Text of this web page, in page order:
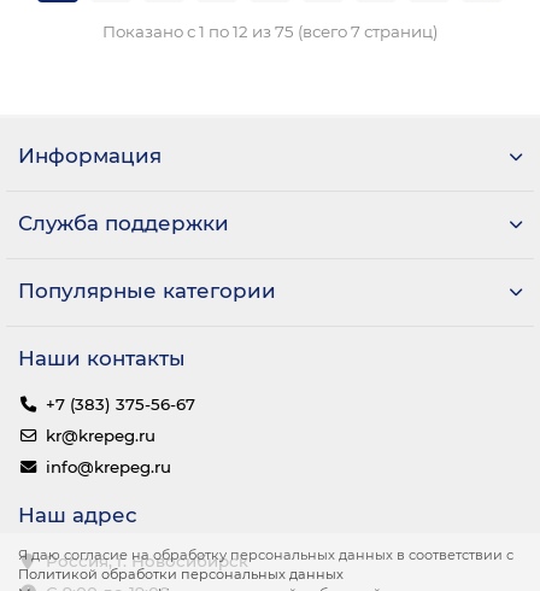
Показано с 1 по 12 из 75 (всего 7 страниц)
Я даю согласие на обработку персональных данных в соответствии с
Политикой обработки персональных данных
Информация
Служба поддержки
Популярные категории
Наши контакты
+7 (383) 375-56-67
kr@krepeg.ru
info@krepeg.ru
Наш адрес
Россия, г. Новосибирск